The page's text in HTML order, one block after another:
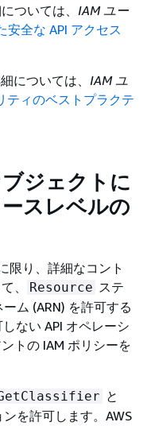
ついては、 IAM ユー
安全な API アクセス
については、 IAM ユ
ティのベストプラクテ
ジェクトに
スレベルの
限り、詳細なコント
、
Resource ステ
ム (ARN) を許可する
ない API オペレーシ
トの IAM ポリシーを
と
を許可します。AWS